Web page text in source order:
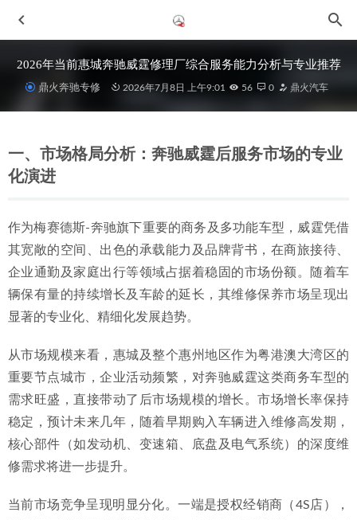
2026年当前惠城奔驰威霆修理厂综合服务能力分析与专业推荐
鼎火奔驰专修 2026年7月8日 上午9:01 56 0 鼎火汽车
一、市场格局分析：奔驰威霆后服务市场的专业
化演进
作为梅赛德斯-奔驰旗下重要的商务及多功能车型，威霆凭借
其宽敞的空间、出色的承载能力及品牌背书，在商旅接待、
企业通勤及家庭出行等领域占据着稳固的市场份额。随着车
辆保有量的持续增长及车龄的延长，其维修保养市场呈现出
显著的专业化、精细化发展趋势。
从市场规模来看，惠城及整个惠州地区作为粤港澳大湾区的
重要节点城市，企业活动频繁，对奔驰威霆这类商务车型的
需求旺盛，直接带动了后市场规模的增长。市场增长率保持
稳定，预计未来几年，随着早期购入车辆进入维修高发期，
核心部件（如发动机、变速箱、底盘及电气系统）的深度维
修需求将进一步提升。
当前市场竞争呈现明显分化。一端是授权经销商（4S店），
2026年惠城奔驰GL机修店优选指南：专业靠谱之选
2026-07-
04
FOX 多通道减震 4.0 2020-11-21
2026年7月惠州改装店选择指南：如何找到靠谱的汽修改装服
务 2026-07-08
07-04
2026年惠州汽车升级服务对比：专业机构与4S店模式如何抉
择 2026-07-02